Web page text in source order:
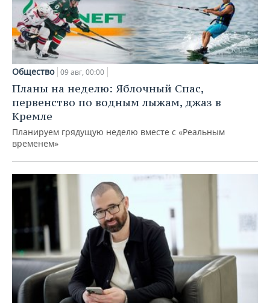
Общество 09 авг, 00:00
Планы на неделю: Яблочный Спас,
первенство по водным лыжам, джаз в
Кремле
Планируем грядущую неделю вместе с «Реальным
временем»